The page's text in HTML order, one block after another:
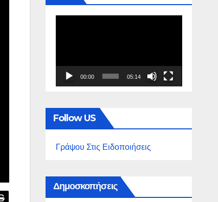
00:00 05:14
Follow US
Γράψου Στις Ειδοποιήσεις
Δημοσκοπήσεις